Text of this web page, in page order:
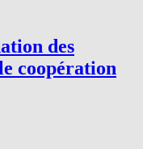
des
coopération